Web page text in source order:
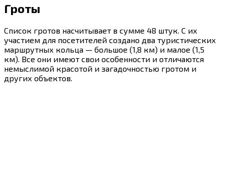
Гроты
Список гротов насчитывает в сумме 48 штук. С их
участием для посетителей создано два туристических
маршрутных кольца — большое (1,8 км) и малое (1,5
км). Все они имеют свои особенности и отличаются
немыслимой красотой и загадочностью гротом и
других объектов.